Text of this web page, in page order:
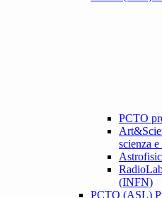
PCTO
scienza
(INFN)
PCTO (ASL)